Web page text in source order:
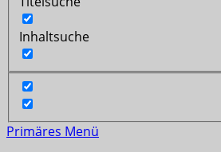
Inhaltsuche
Primäres Menü